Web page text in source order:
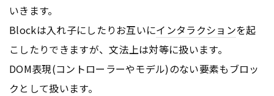
いきます。
Blockは入れ子にしたりお互いにインタラクションを起
こしたりできますが、文法上は対等に扱います。
DOM表現(コントローラーやモデル)のない要素もブロッ
クとして扱います。